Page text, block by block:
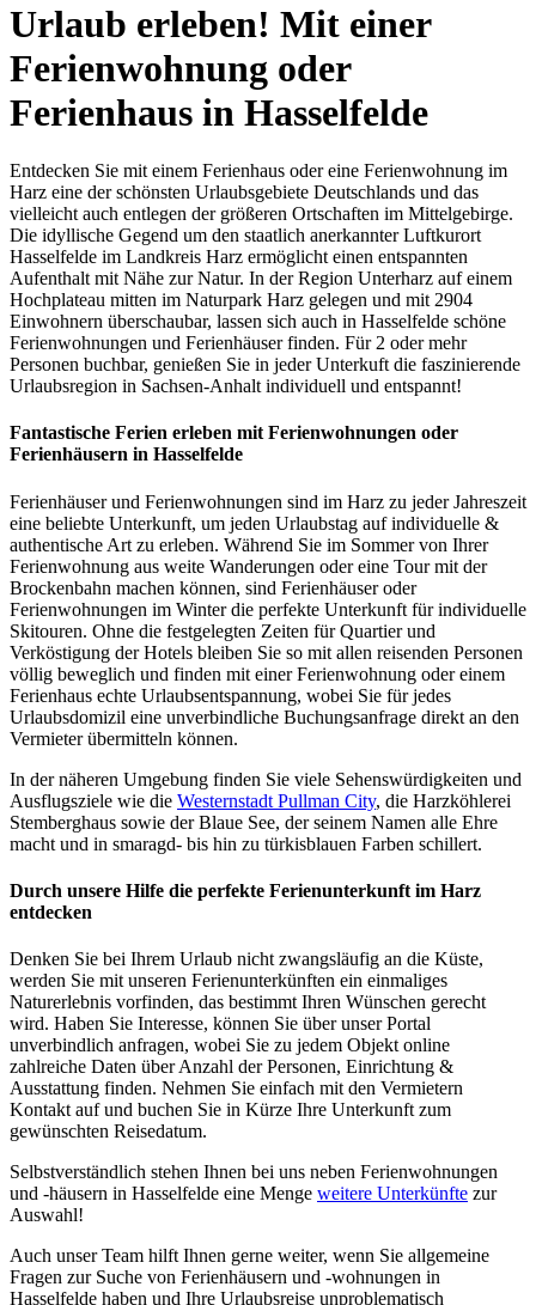
Urlaub erleben! Mit einer
Ferienwohnung oder
Ferienhaus in Hasselfelde
Entdecken Sie mit einem Ferienhaus oder eine Ferienwohnung im
Harz eine der schönsten Urlaubsgebiete Deutschlands und das
vielleicht auch entlegen der größeren Ortschaften im Mittelgebirge.
Die idyllische Gegend um den staatlich anerkannter Luftkurort
Hasselfelde im Landkreis Harz ermöglicht einen entspannten
Aufenthalt mit Nähe zur Natur. In der Region Unterharz auf einem
Hochplateau mitten im Naturpark Harz gelegen und mit 2904
Einwohnern überschaubar, lassen sich auch in Hasselfelde schöne
Ferienwohnungen und Ferienhäuser finden. Für 2 oder mehr
Personen buchbar, genießen Sie in jeder Unterkuft die faszinierende
Urlaubsregion in Sachsen-Anhalt individuell und entspannt!
Fantastische Ferien erleben mit Ferienwohnungen oder
Ferienhäusern in Hasselfelde
Ferienhäuser und Ferienwohnungen sind im Harz zu jeder Jahreszeit
eine beliebte Unterkunft, um jeden Urlaubstag auf individuelle &
authentische Art zu erleben. Während Sie im Sommer von Ihrer
Ferienwohnung aus weite Wanderungen oder eine Tour mit der
Brockenbahn machen können, sind Ferienhäuser oder
Ferienwohnungen im Winter die perfekte Unterkunft für individuelle
Skitouren. Ohne die festgelegten Zeiten für Quartier und
Verköstigung der Hotels bleiben Sie so mit allen reisenden Personen
völlig beweglich und finden mit einer Ferienwohnung oder einem
Ferienhaus echte Urlaubsentspannung, wobei Sie für jedes
Urlaubsdomizil eine unverbindliche Buchungsanfrage direkt an den
Vermieter übermitteln können.
In der näheren Umgebung finden Sie viele Sehenswürdigkeiten und
Ausflugsziele wie die Westernstadt Pullman City, die Harzköhlerei
Stemberghaus sowie der Blaue See, der seinem Namen alle Ehre
macht und in smaragd- bis hin zu türkisblauen Farben schillert.
Durch unsere Hilfe die perfekte Ferienunterkunft im Harz
entdecken
Denken Sie bei Ihrem Urlaub nicht zwangsläufig an die Küste,
werden Sie mit unseren Ferienunterkünften ein einmaliges
Naturerlebnis vorfinden, das bestimmt Ihren Wünschen gerecht
wird. Haben Sie Interesse, können Sie über unser Portal
unverbindlich anfragen, wobei Sie zu jedem Objekt online
zahlreiche Daten über Anzahl der Personen, Einrichtung &
Ausstattung finden. Nehmen Sie einfach mit den Vermietern
Kontakt auf und buchen Sie in Kürze Ihre Unterkunft zum
gewünschten Reisedatum.
Selbstverständlich stehen Ihnen bei uns neben Ferienwohnungen
und -häusern in Hasselfelde eine Menge weitere Unterkünfte zur
Auswahl!
Auch unser Team hilft Ihnen gerne weiter, wenn Sie allgemeine
Fragen zur Suche von Ferienhäusern und -wohnungen in
Hasselfelde haben und Ihre Urlaubsreise unproblematisch